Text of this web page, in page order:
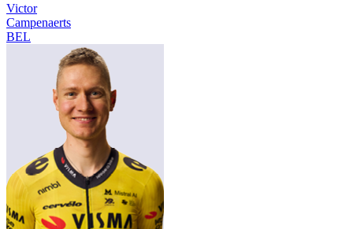
Victor
Campenaerts
BEL